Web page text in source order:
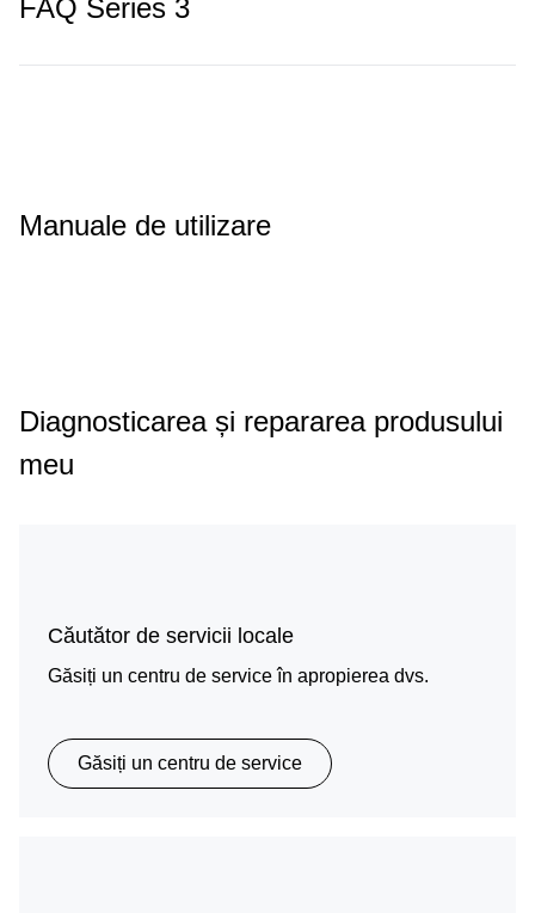
FAQ Series 3
Manuale de utilizare
Diagnosticarea și repararea produsului
meu
Căutător de servicii locale
Găsiți un centru de service în apropierea dvs.
Găsiți un centru de service